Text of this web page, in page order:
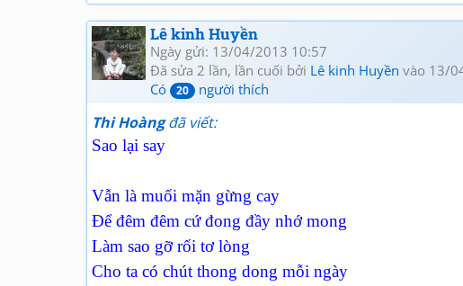
Lê kinh Huyền
Ngày gửi: 13/04/2013 10:57
Đã sửa 2 lần, lần cuối bởi Lê kinh Huyền vào 13/
Có
20 người thích
Thi Hoàngđã viết:
Sao lại say
Vẫn là muối mặn gừng cay
Để đêm đêm cứ đong đầy nhớ mong
Làm sao gỡ rối tơ lòng
Cho ta có chút thong dong mỗi ngày